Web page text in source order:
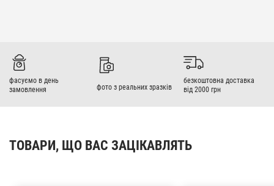
фасуємо в день
замовлення
фото з реальних зразків
безкоштовна доставка
від 2000 грн
ТОВАРИ, ЩО ВАС ЗАЦІКАВЛЯТЬ